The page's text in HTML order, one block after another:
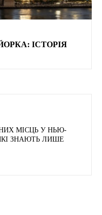
ІСТОРІЯ
МІСЦЬ У НЬЮ-
ЗНАЮТЬ ЛИШЕ